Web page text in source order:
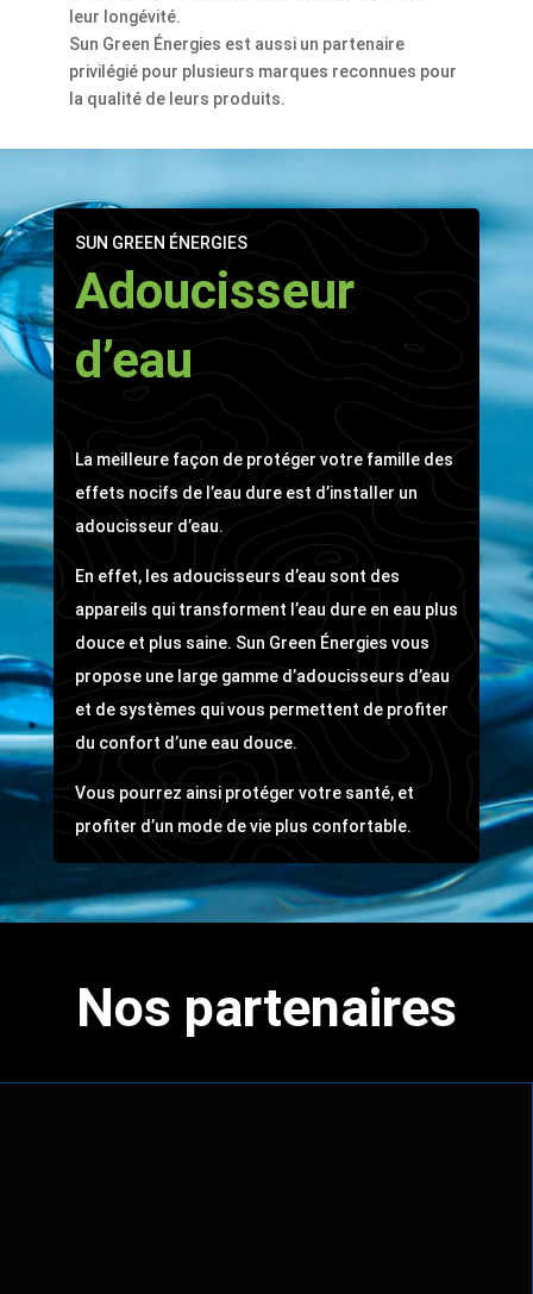
leur longévité.
Sun Green Énergies est aussi un partenaire
privilégié pour plusieurs marques reconnues pour
la qualité de leurs produits.
SUN GREEN ÉNERGIES
Adoucisseur
d’eau
La meilleure façon de protéger votre famille des
effets nocifs de l’eau dure est d’installer un
adoucisseur d’eau.
En effet, les adoucisseurs d’eau sont des
appareils qui transforment l’eau dure en eau plus
douce et plus saine. Sun Green Énergies vous
propose une large gamme d’adoucisseurs d’eau
et de systèmes qui vous permettent de profiter
du confort d’une eau douce.
Vous pourrez ainsi protéger votre santé, et
profiter d’un mode de vie plus confortable.
Nos partenaires